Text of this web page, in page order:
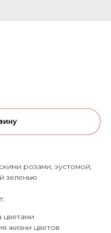
розами, эустомой,
зеленью
цветами
жизни цветов